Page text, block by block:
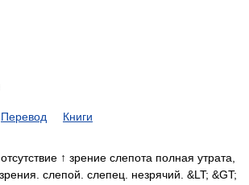
Перевод Книги
↑ зрение слепота полная утрата,
слепой. слепец. незрячий. &LT; &GT;